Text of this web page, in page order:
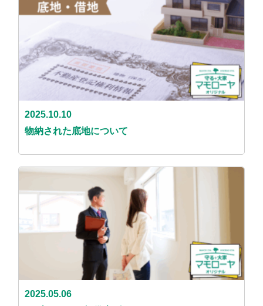
2025.10.10
物納された底地について
2025.05.06